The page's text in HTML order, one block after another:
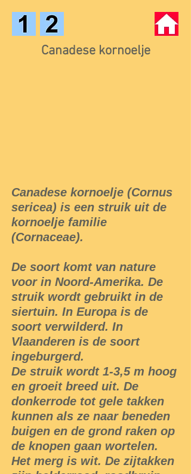
Canadese kornoelje
Canadese kornoelje (Cornus
sericea) is een struik uit de
kornoelje familie
(Cornaceae).
De soort komt van nature
voor in Noord-Amerika. De
struik wordt gebruikt in de
siertuin. In Europa is de
soort verwilderd. In
Vlaanderen is de soort
ingeburgerd.
De struik wordt 1-3,5 m hoog
en groeit breed uit. De
donkerrode tot gele takken
kunnen als ze naar beneden
buigen en de grond raken op
de knopen gaan wortelen.
Het merg is wit. De zijtakken